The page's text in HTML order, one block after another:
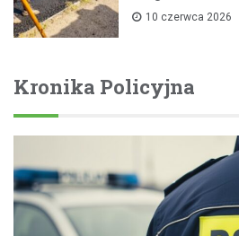
10 czerwca 2026
Kronika Policyjna